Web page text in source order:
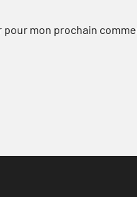
mon prochain